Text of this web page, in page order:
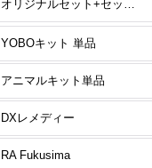
オリジナルセット+セット単品
YOBOキット 単品
アニマルキット単品
DXレメディー
RA Fukusima